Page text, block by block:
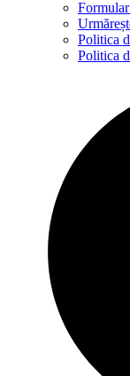
Politica
Politica